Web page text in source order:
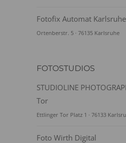
Fotofix Automat
Ortenberstr. 5 · 76135 Karlsruhe
FOTOSTUDIOS
STUDIOLINE
Tor
Ettlinger Tor Platz 1 · 76133
Foto Wirth Digital